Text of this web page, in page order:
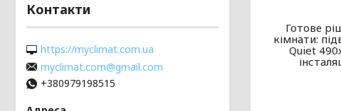
Готове
кімнати:
Quiet
Контакти
https://myclimat.com.ua
myclimat.com@gmail.com
+380979198515